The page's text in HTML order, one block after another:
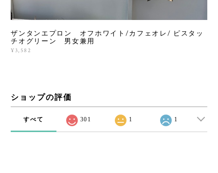
ザンタンエプロン オフホワイト/カフェオレ/ ピスタッ
チオグリーン 男女兼用
¥3,582
ショップの評価
すべて 301 1 1